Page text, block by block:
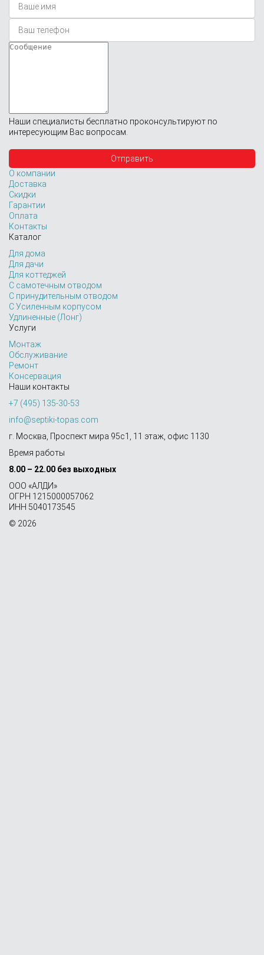
Наши специалисты бесплатно проконсультируют по
интересующим Вас вопросам.
О компании
Доставка
Скидки
Гарантии
Оплата
Контакты
Каталог
Для дома
Для дачи
Для коттеджей
С самотечным отводом
С принудительным отводом
С Усиленным корпусом
Удлиненные (Лонг)
Услуги
Монтаж
Обслуживание
Ремонт
Консервация
Наши контакты
+7 (495) 135-30-53
info@septiki-topas.com
г. Москва, Проспект мира 95с1, 11 этаж, офис 1130
Время работы
8.00 – 22.00 без выходных
OOO «АЛДИ»
ОГРН 1215000057062
ИНН 5040173545
© 2026